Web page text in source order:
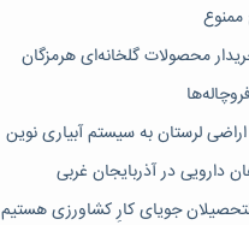
محصولات گلخانه‌ای هرمزگان
جویای کارِ کشاورزی هستیم